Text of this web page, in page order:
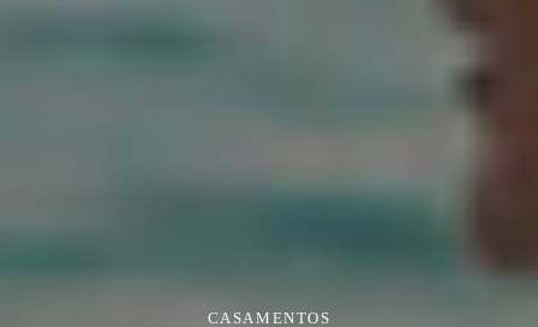
CASAMENTOS